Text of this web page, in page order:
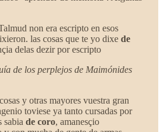
non era escripto en esos
las cosas que te yo dixe de
delas dezir por escripto
de los perplejos de Maimónides
y otras mayores vuestra gran
toviese ya tanto cursadas por
sabia de coro, amanesçio